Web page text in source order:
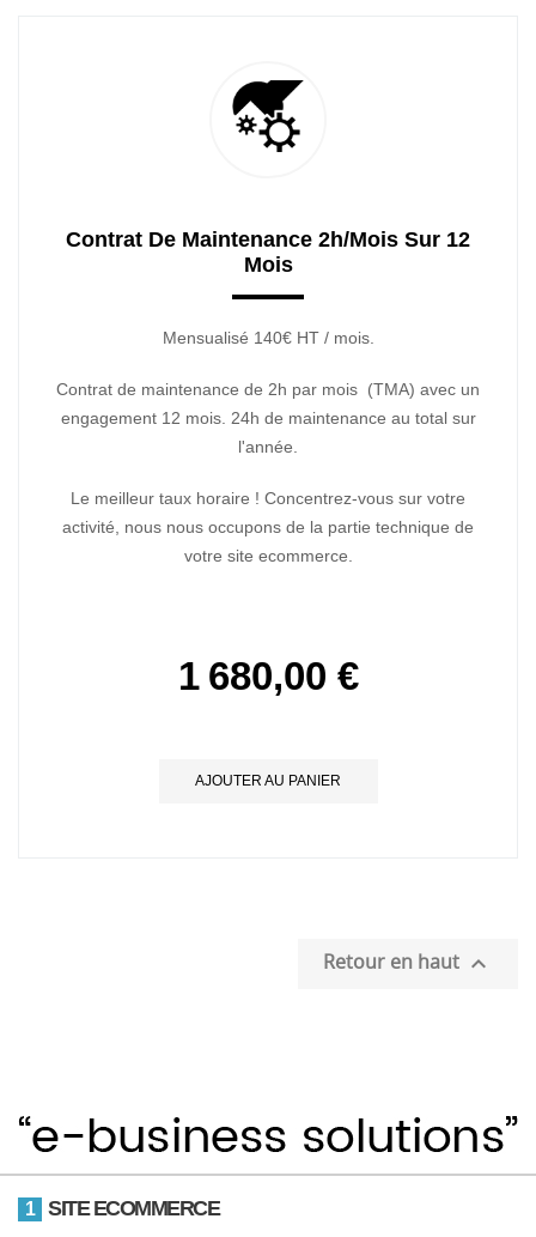
Contrat De Maintenance 2h/mois Sur 12
Mois
Mensualisé 140€ HT / mois.
Contrat de maintenance de 2h par mois (TMA) avec un
engagement 12 mois. 24h de maintenance au total sur
l'année.
Le meilleur taux horaire ! Concentrez-vous sur votre
activité, nous nous occupons de la partie technique de
votre site ecommerce.
1 680,00 €
AJOUTER AU PANIER
Retour en haut 
1 SITE ECOMMERCE